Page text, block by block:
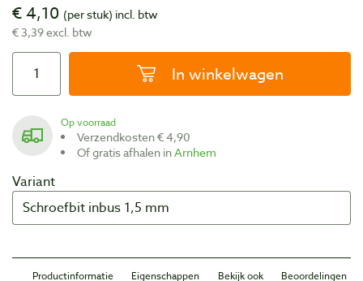
€ 4,10 (per stuk) incl. btw
€ 3,39 excl. btw
In winkelwagen
Op voorraad
Verzendkosten € 4,90
Of gratis afhalen inArnhem
Variant
Productinformatie Eigenschappen Bekijk ook Beoordelingen